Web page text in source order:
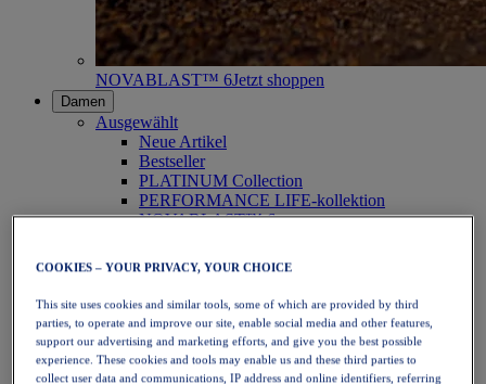
NOVABLAST™ 6Jetzt shoppen
Damen
Ausgewählt
Neue Artikel
Bestseller
PLATINUM Collection
PERFORMANCE LIFE-kollektion
NOVABLAST™ 6
Laufen
Trailrunning
Tennis
Volleyball
Handball
Padel
Korbball
COOKIES – YOUR PRIVACY, YOUR CHOICE
This site uses cookies and similar tools, some of which are provided by third
parties, to operate and improve our site, enable social media and other features,
support our advertising and marketing efforts, and give you the best possible
experience. These cookies and tools may enable us and these third parties to
collect user data and communications, IP address and online identifiers, referring